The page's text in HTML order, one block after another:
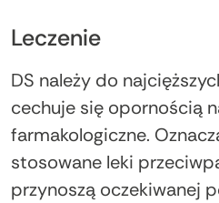
Leczenie
DS należy do
cechuje się opornością
farmakologiczne.
stosowane leki
przynoszą oczekiwanej